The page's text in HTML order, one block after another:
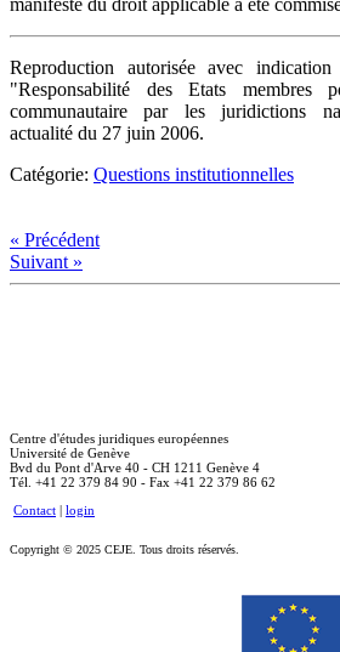
Reproduction autorisée avec
"Responsabilité des Etats
communautaire par les juridictions
actualité du 27 juin 2006.
Catégorie: Questions institutionnelles
« Précédent
Suivant »
Centre d'études juridiques européennes
Université de Genève
Bvd du Pont d'Arve 40 - CH 1211 Genève 4
Tél. +41 22 379 84 90 - Fax +41 22 379 86 62
Contact | login
Copyright © 2025 CEJE. Tous droits réservés.